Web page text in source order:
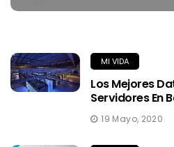
MI VIDA
Los Mejores
Servidores En
19 Mayo, 2020